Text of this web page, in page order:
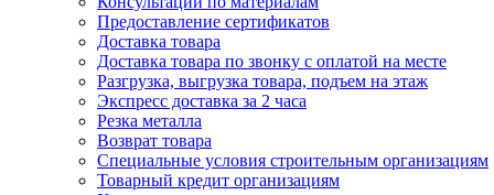
Предоставление сертификатов
Доставка товара
Доставка товара по звонку с оплатой на месте
Разгрузка, выгрузка товара, подъем на этаж
Экспресс доставка за 2 часа
Резка металла
Возврат товара
Специальные условия строительным организациям
Товарный кредит организациям